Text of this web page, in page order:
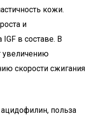
кожи.
и
в составе. В
увеличению
скорости сжигания
польза